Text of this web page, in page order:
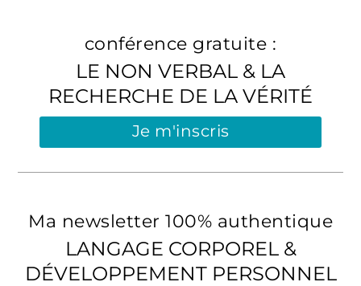
conférence gratuite :
LE NON VERBAL & LA
RECHERCHE DE LA VÉRITÉ
Je m'inscris
Ma newsletter 100% authentique
LANGAGE CORPOREL &
DÉVELOPPEMENT PERSONNEL